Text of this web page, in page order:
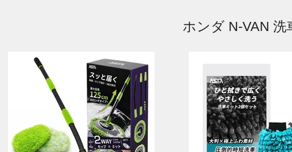
ホンダ N-VAN 洗